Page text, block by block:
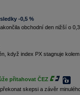
-0,5 %
obchodní den nižší o
když index PX stagnuje
přitahovat ČEZ
skepsi a závěr